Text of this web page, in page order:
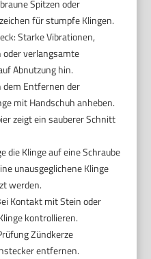
Spitzen oder
für stumpfe Klingen.
Starke Vibrationen,
verlangsamte
Abnutzung hin.
dem Entfernen der
mit Handschuh anheben.
zeigt ein sauberer Schnitt
die Klinge auf eine Schraube
unausgeglichene Klinge
werden.
Kontakt mit Stein oder
kontrollieren.
Zündkerze
entfernen.